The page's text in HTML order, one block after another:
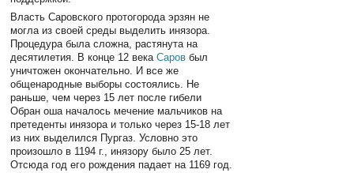
Власть Саровского протогорода эрзян не
могла из своей среды выделить инязора.
Процедура была сложна, растянута на
десятилетия. В конце 12 векаСаров был
уничтожен окончательно. И все же
общенародные выборы состоялись. Не
раньше, чем через 15 лет после гибели
Обран оша началось мечение мальчиков на
претеденты инязора и только через 15-18 лет
из них выделился Пургаз. Условно это
произошло в 1194 г., инязору было 25 лет.
Отсюда год его рождения падает на 1169 год.